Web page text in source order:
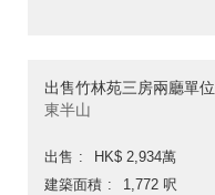
出售竹林苑三房兩廳單位
東半山
出售
HK$ 2,934萬
建築面積
1,772 呎